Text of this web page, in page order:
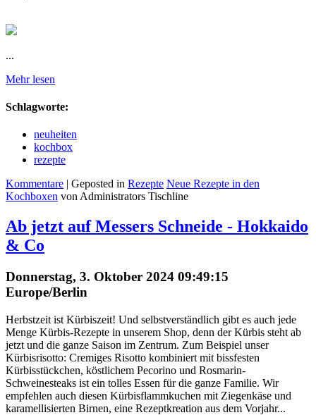
...
Mehr lesen
Schlagworte:
neuheiten
kochbox
rezepte
Kommentare | Geposted in Rezepte Neue Rezepte in den
Kochboxen von Administrators Tischline
Ab jetzt auf Messers Schneide - Hokkaido
& Co
Donnerstag, 3. Oktober 2024 09:49:15
Europe/Berlin
Herbstzeit ist Kürbiszeit! Und selbstverständlich gibt es auch jede
Menge Kürbis-Rezepte in unserem Shop, denn der Kürbis steht ab
jetzt und die ganze Saison im Zentrum. Zum Beispiel unser
Kürbisrisotto: Cremiges Risotto kombiniert mit bissfesten
Kürbisstückchen, köstlichem Pecorino und Rosmarin-
Schweinesteaks ist ein tolles Essen für die ganze Familie. Wir
empfehlen auch diesen Kürbisflammkuchen mit Ziegenkäse und
karamellisierten Birnen, eine Rezeptkreation aus dem Vorjahr...